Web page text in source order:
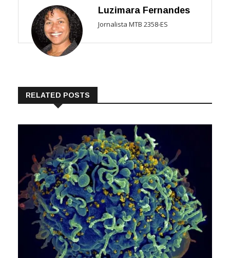
Luzimara Fernandes
Jornalista MTB 2358-ES
RELATED POSTS